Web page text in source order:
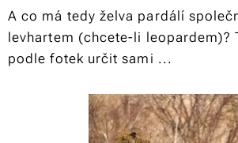
A co má tedy želva pardálí
levhartem (chcete-li leopardem)?
podle fotek určit sami ...